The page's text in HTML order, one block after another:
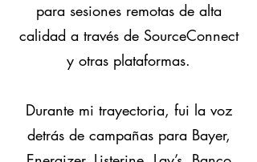
para sesiones remotas de alta
calidad a través de SourceConnect
y otras plataformas.
Durante mi trayectoria, fui la voz
detrás de campañas para Bayer,